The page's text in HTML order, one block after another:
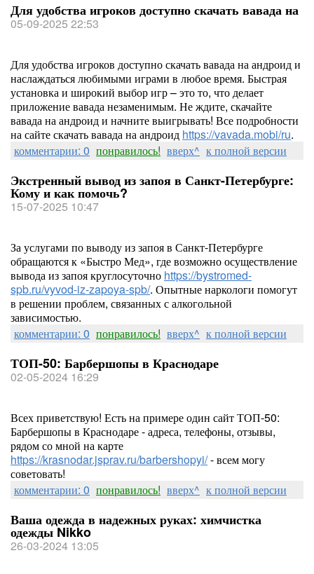
Для удобства игроков доступно скачать вавада на
05-09-2025 22:53
Для удобства игроков доступно скачать вавада на андроид и
наслаждаться любимыми играми в любое время. Быстрая
установка и широкий выбор игр – это то, что делает
приложение вавада незаменимым. Не ждите, скачайте
вавада на андроид и начните выигрывать! Все подробности
на сайте скачать вавада на андроид https://vavada.mobi/ru.
комментарии: 0 понравилось! вверх^ к полной версии
Экстренный вывод из запоя в Санкт-Петербурге:
Кому и как помочь?
15-07-2025 10:47
За услугами по выводу из запоя в Санкт-Петербурге
обращаются к «Быстро Мед», где возможно осуществление
вывода из запоя круглосуточно https://bystromed-
spb.ru/vyvod-iz-zapoya-spb/. Опытные наркологи помогут
в решении проблем, связанных с алкогольной
зависимостью.
комментарии: 0 понравилось! вверх^ к полной версии
ТОП-50: Барбершопы в Краснодаре
02-05-2024 16:29
Всех приветствую! Есть на примере один сайт ТОП-50:
Барбершопы в Краснодаре - адреса, телефоны, отзывы,
рядом со мной на карте
https://krasnodar.jsprav.ru/barbershopyi/- всем могу
советовать!
комментарии: 0 понравилось! вверх^ к полной версии
Ваша одежда в надежных руках: химчистка
одежды Nikko
26-03-2024 13:05